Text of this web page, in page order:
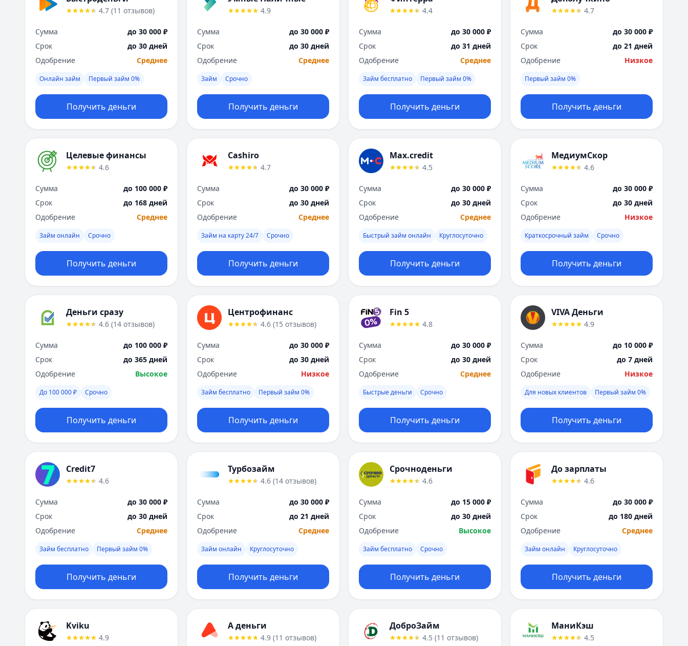
О
Оренбург
Ростов-на-Дону
Рязань
С
Самара
Санкт-Петербург
Саратов
Севастополь
Сургут
Томск
Тула
Тюмень
У
Ульяновск
Х
Хабаровск
Чебоксары
Челябинск
Ярославль
Вся Россия
4.7 (11 отзывов)
Сумма
до 30 000 ₽
Срок
до 30 дней
Одобрение
Среднее
Онлайн займ Первый займ 0%
Получить деньги
4.9
Сумма
до 30 000 ₽
Срок
до 30 дней
Одобрение
Среднее
Займ Срочно
Получить деньги
4.4
Сумма
до 30 000 ₽
Срок
до 31 дней
Одобрение
Среднее
Займ бесплатно Первый займ 0%
Получить деньги
4.7
Сумма
до 30 000 ₽
Срок
до 21 дней
Одобрение
Низкое
Первый займ 0%
Получить деньги
Целевые финансы
4.6
Сумма
до 100 000 ₽
Срок
до 168 дней
Одобрение
Среднее
Займ онлайн Срочно
Получить деньги
Cashiro
4.7
Сумма
до 30 000 ₽
Срок
до 30 дней
Одобрение
Среднее
Займ на карту 24/7 Срочно
Получить деньги
Max.credit
4.5
Сумма
до 30 000 ₽
Срок
до 30 дней
Одобрение
Среднее
Быстрый займ онлайн Круглосуточно
Получить деньги
МедиумСкор
4.6
Сумма
до 30 000 ₽
Срок
до 30 дней
Одобрение
Низкое
Краткосрочный займ Срочно
Получить деньги
Деньги сразу
4.6 (14 отзывов)
Сумма
до 100 000 ₽
Срок
до 365 дней
Одобрение
Высокое
До 100 000 ₽ Срочно
Получить деньги
Центрофинанс
4.6 (15 отзывов)
Сумма
до 30 000 ₽
Срок
до 30 дней
Одобрение
Низкое
Займ бесплатно Первый займ 0%
Получить деньги
Fin 5
4.8
Сумма
до 30 000 ₽
Срок
до 30 дней
Одобрение
Среднее
Быстрые деньги Срочно
Получить деньги
VIVA Деньги
4.9
Сумма
до 10 000 ₽
Срок
до 7 дней
Одобрение
Низкое
Для новых клиентов Первый займ 0%
Получить деньги
Credit7
4.6
Сумма
до 30 000 ₽
Срок
до 30 дней
Одобрение
Среднее
Займ бесплатно Первый займ 0%
Получить деньги
Турбозайм
4.6 (14 отзывов)
Сумма
до 30 000 ₽
Срок
до 21 дней
Одобрение
Среднее
Займ онлайн Круглосуточно
Получить деньги
Срочноденьги
4.6
Сумма
до 15 000 ₽
Срок
до 30 дней
Одобрение
Высокое
Займ бесплатно Срочно
Получить деньги
До зарплаты
4.6
Сумма
до 30 000 ₽
Срок
до 180 дней
Одобрение
Среднее
Займ онлайн Круглосуточно
Получить деньги
Kviku
4.9
А деньги
4.9 (11 отзывов)
ДоброЗайм
4.5 (11 отзывов)
МаниКэш
4.5